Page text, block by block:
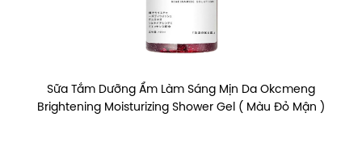
Sữa Tắm Dưỡng Ẩm Làm Sáng Mịn Da Okcmeng
Brightening Moisturizing Shower Gel ( Màu Đỏ Mận )